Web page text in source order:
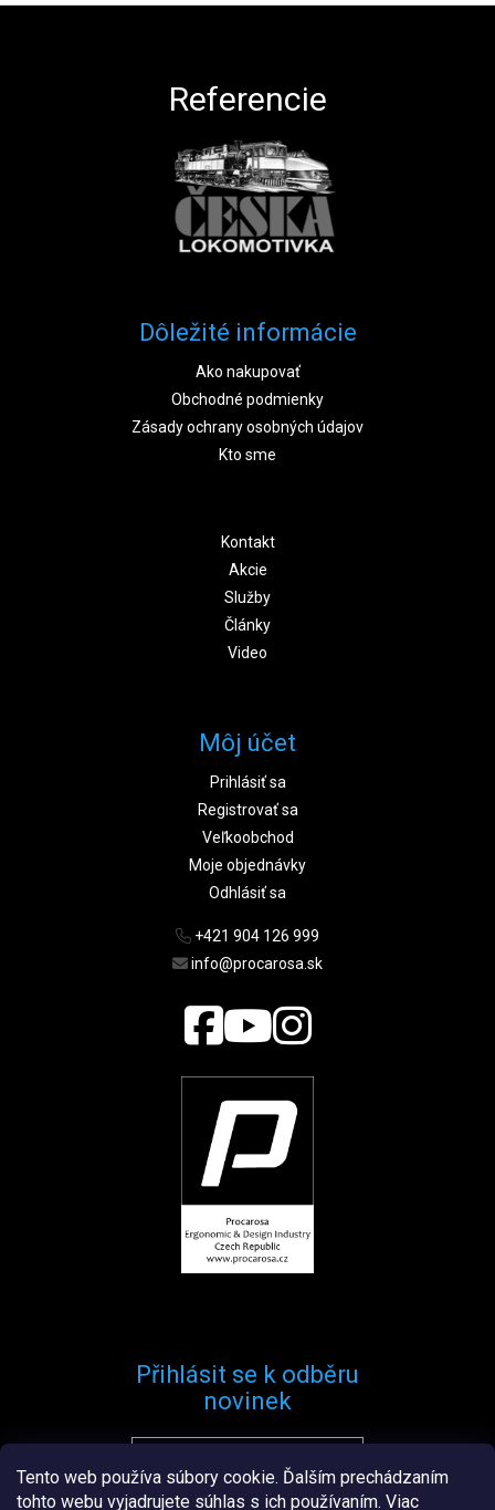
Tento web používa súbory cookie. Ďalším prechádzaním
tohto webu vyjadrujete súhlas s ich používaním. Viac
Referencie
Dôležité informácie
Ako nakupovať
Obchodné podmienky
Zásady ochrany osobných údajov
Kto sme
Kontakt
Akcie
Služby
Články
Video
Môj účet
Prihlásiť sa
Registrovať sa
Veľkoobchod
Moje objednávky
Odhlásiť sa
+421 904 126 999
info@procarosa.sk
Přihlásit se k odběru
novinek
Přihlásit se